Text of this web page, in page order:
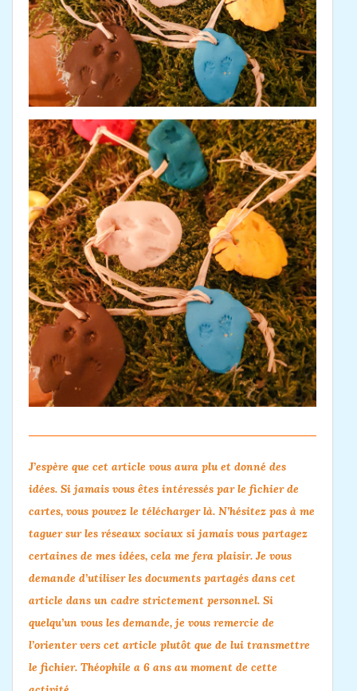
J’espère que cet article vous aura plu et donné des
idées. Si jamais vous êtes intéressés par le fichier de
cartes, vous pouvez le téléchargerlà. N’hésitez pas à me
taguer sur les réseaux sociaux si jamais vous partagez
certaines de mes idées, cela me fera plaisir. Je vous
demande d’utiliser les documents partagés dans cet
article dans un cadre strictement personnel. Si
quelqu’un vous les demande, je vous remercie de
l’orienter vers cet article plutôt que de lui transmettre
le fichier. Théophile a 6 ans au moment de cette